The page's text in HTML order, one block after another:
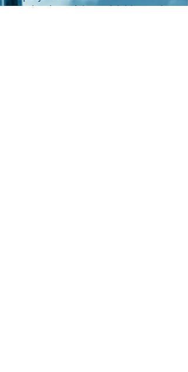
rachunkowości przedsiębiorstw i